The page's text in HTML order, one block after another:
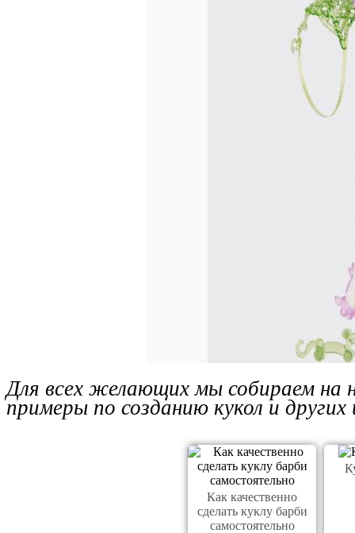
Для всех желающих мы собираем на
примеры по созданию кукол и
Как качественно
сделать куклу барби
самостоятельно